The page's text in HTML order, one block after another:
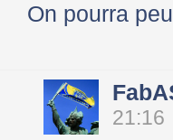
On pourra
21:16